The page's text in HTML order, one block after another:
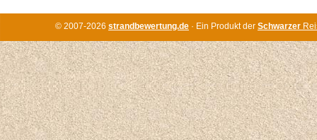
© 2007-2026 strandbewertung.de · Ein Produkt der Schwarzer